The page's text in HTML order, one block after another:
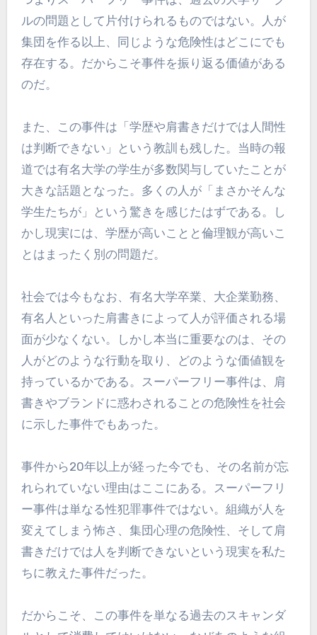
ルの問題として片付けられるものではない。人が
集団を作る以上、同じような危険性はどこにでも
存在する。だからこそ事件を振り返る価値がある
のだ。
また、この事件は「学歴や肩書きだけでは人間性
は判断できない」という教訓も残した。当時の報
道では有名大学の学生が多数関与していたことが
大きな話題となった。多くの人が「まさかそんな
学生たちが」という驚きを感じたはずである。し
かし現実には、学歴が高いことと倫理観が高いこ
とはまったく別の問題だ。
社会では今もなお、有名大学卒業、大企業勤務、
有名人といった肩書きによって人が評価される場
面が少なくない。しかし本当に重要なのは、その
人がどのような行動を取り、どのような価値観を
持っているかである。スーパーフリー事件は、肩
書きやブランドに惑わされることの危険性を社会
に示した事件でもあった。
事件から20年以上が経った今でも、その名前が忘
れられていない理由はここにある。スーパーフリ
ー事件は単なる性犯罪事件ではない。組織が人を
変えてしまう怖さ、集団心理の危険性、そして肩
書きだけでは人を判断できないという現実を私た
ちに教えた事件だった。
だからこそ、この事件を単なる過去のスキャンダ